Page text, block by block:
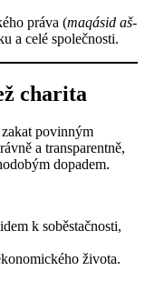
práva (maqásid aš-
a celé společnosti.
charita
povinným
a transparentně,
dopadem.
k soběstačnosti,
života.